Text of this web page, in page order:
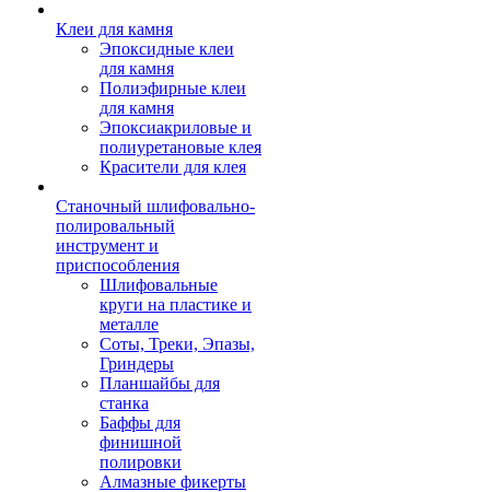
Клеи для камня
Эпоксидные клеи
для камня
Полиэфирные клеи
для камня
Эпоксиакриловые и
полиуретановые клея
Красители для клея
Станочный шлифовально-
полировальный
инструмент и
приспособления
Шлифовальные
круги на пластике и
металле
Соты, Треки, Эпазы,
Гриндеры
Планшайбы для
станка
Баффы для
финишной
полировки
Алмазные фикерты